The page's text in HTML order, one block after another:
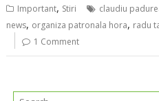
Important, Stiri claudiu
news, organiza patronala hora, radu
1 Comment